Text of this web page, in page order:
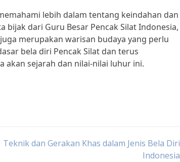
lebih dalam tentang keindahan dan
dari Guru Besar Pencak Silat Indonesia,
merupakan warisan budaya yang perlu
bela diri Pencak Silat dan terus
akan sejarah dan nilai-nilai luhur ini.
Teknik dan Gerakan Khas dalam Jenis Bela Diri
Indonesia